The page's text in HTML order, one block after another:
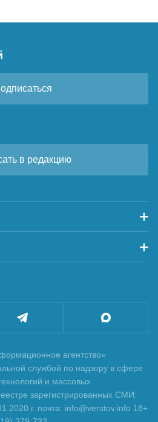
в редакцию
агентство»
службой по надзору в сфере
и массовых
зарегистрированных СМИ:
г. почта: info@verstov.info 18+